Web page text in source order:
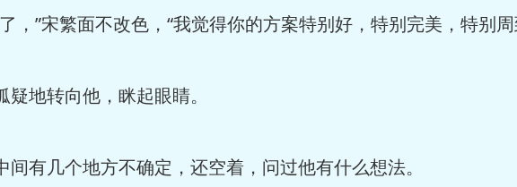
”宋繁面不改色，“我觉得你的方案特别好，特别完美，特别周
地转向他，眯起眼睛。
有几个地方不确定，还空着，问过他有什么想法。